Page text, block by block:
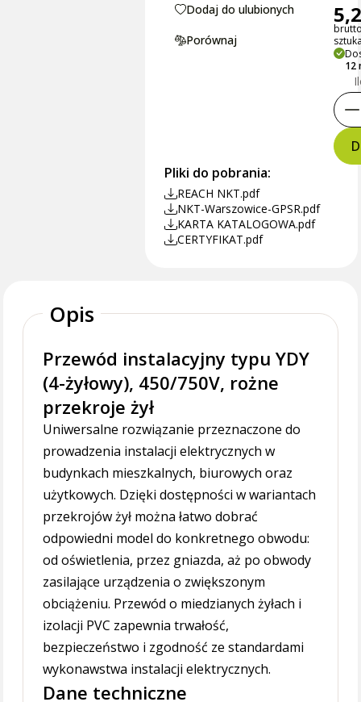
Dodaj do ulubionych
Porównaj
12
Pliki do pobrania:
REACH NKT.pdf
NKT-Warszowice-GPSR.pdf
KARTA KATALOGOWA.pdf
CERTYFIKAT.pdf
Opis
Przewód instalacyjny typu YDY
(4-żyłowy), 450/750V, rożne
przekroje żył
Uniwersalne rozwiązanie przeznaczone do
prowadzenia instalacji elektrycznych w
budynkach mieszkalnych, biurowych oraz
użytkowych. Dzięki dostępności w wariantach
przekrojów żył można łatwo dobrać
odpowiedni model do konkretnego obwodu:
od oświetlenia, przez gniazda, aż po obwody
zasilające urządzenia o zwiększonym
obciążeniu. Przewód o miedzianych żyłach i
izolacji PVC zapewnia trwałość,
bezpieczeństwo i zgodność ze standardami
wykonawstwa instalacji elektrycznych.
Dane techniczne